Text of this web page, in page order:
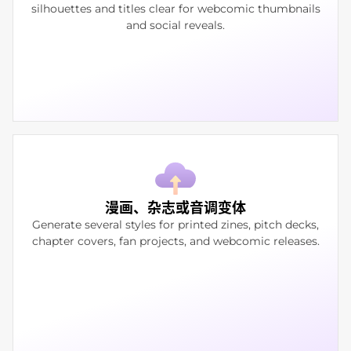
silhouettes and titles clear for webcomic thumbnails
and social reveals.
漫画、杂志或音调变体
Generate several styles for printed zines, pitch decks,
chapter covers, fan projects, and webcomic releases.